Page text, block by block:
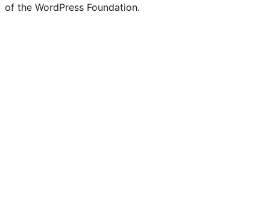
of the WordPress Foundation.